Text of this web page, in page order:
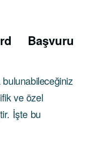
Başvuru
ve özel
İşte bu